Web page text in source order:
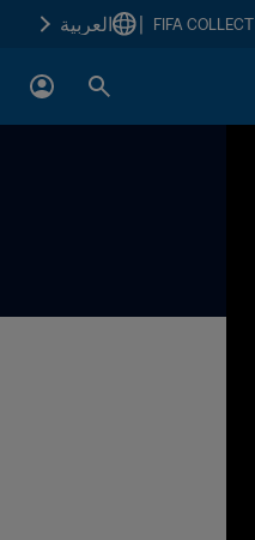
FIFA COLLECT العربية